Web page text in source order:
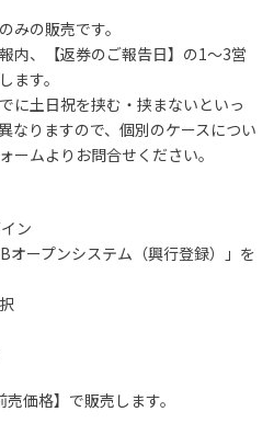
みの販売です。
内、【返券のご報告日】の1～3営
ます。
に土日祝を挟む・挟まないといっ
なりますので、個別のケースについ
ームよりお問合せください。
ン
ープンシステム（興行登録）」を
価格】で販売します。